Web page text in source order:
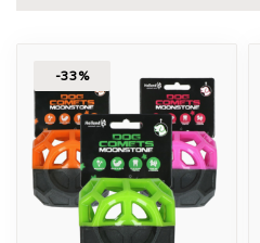
-33%